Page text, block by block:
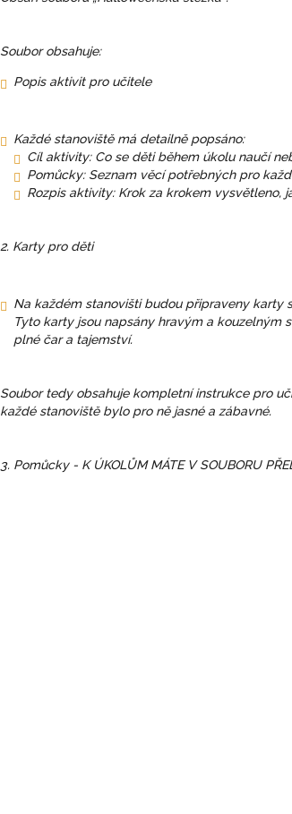
Soubor obsahuje:
Popis aktivit pro učitele
Každé stanoviště má detailně popsáno:
Cíl aktivity: Co se děti během úkolu naučí
Pomůcky: Seznam věcí potřebných pro
Rozpis aktivity: Krok za krokem vysvětleno,
2. Karty pro děti
Na každém stanovišti budou připraveny karty
Tyto karty jsou napsány hravým a kouzelným
plné čar a tajemství.
Soubor tedy obsahuje kompletní instrukce pro
každé stanoviště bylo pro ně jasné a zábavné.
3. Pomůcky - K ÚKOLŮM MÁTE V SOUBORU